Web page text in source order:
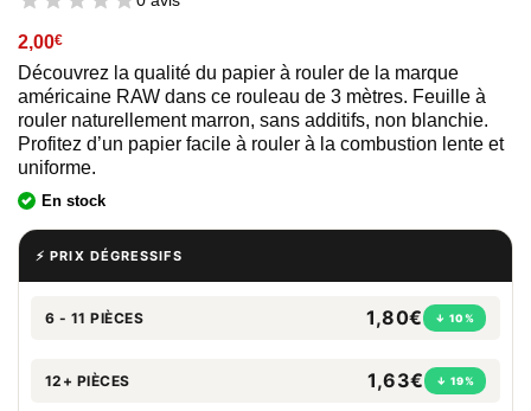
2,00€
Découvrez la qualité du papier à rouler de la marque
américaine RAW dans ce rouleau de 3 mètres. Feuille à
rouler naturellement marron, sans additifs, non blanchie.
Profitez d’un papier facile à rouler à la combustion lente et
uniforme.
En stock
⚡ PRIX DÉGRESSIFS
6 - 11 PIÈCES 1,80€ ↓ 10%
12+ PIÈCES 1,63€ ↓ 19%